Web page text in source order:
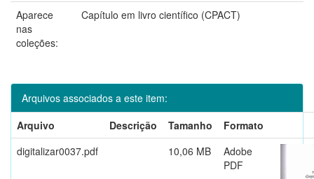
Aparece
nas
coleções:
Capítulo em livro científico (CPACT)
Arquivos associados a este item:
Arquivo
Descrição Tamanho
Formato
digitalizar0037.pdf
10,06 MB
Adobe
PDF